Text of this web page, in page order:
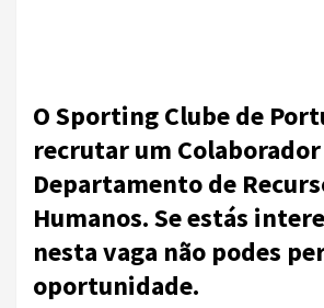
O Sporting Clube de
recrutar um Colaborador
Departamento de
Humanos. Se estás
nesta vaga não podes
oportunidade.